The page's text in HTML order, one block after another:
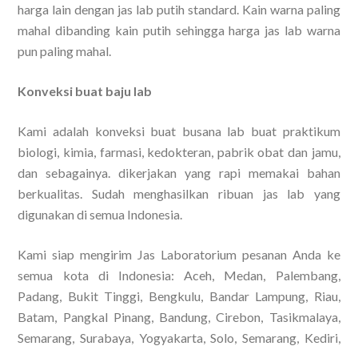
harga lain dengan jas lab putih standard. Kain warna paling
mahal dibanding kain putih sehingga harga jas lab warna
pun paling mahal.
Konveksi buat baju lab
Kami adalah konveksi buat busana lab buat praktikum
biologi, kimia, farmasi, kedokteran, pabrik obat dan jamu,
dan sebagainya. dikerjakan yang rapi memakai bahan
berkualitas. Sudah menghasilkan ribuan jas lab yang
digunakan di semua Indonesia.
Kami siap mengirim Jas Laboratorium pesanan Anda ke
semua kota di Indonesia: Aceh, Medan, Palembang,
Padang, Bukit Tinggi, Bengkulu, Bandar Lampung, Riau,
Batam, Pangkal Pinang, Bandung, Cirebon, Tasikmalaya,
Semarang, Surabaya, Yogyakarta, Solo, Semarang, Kediri,